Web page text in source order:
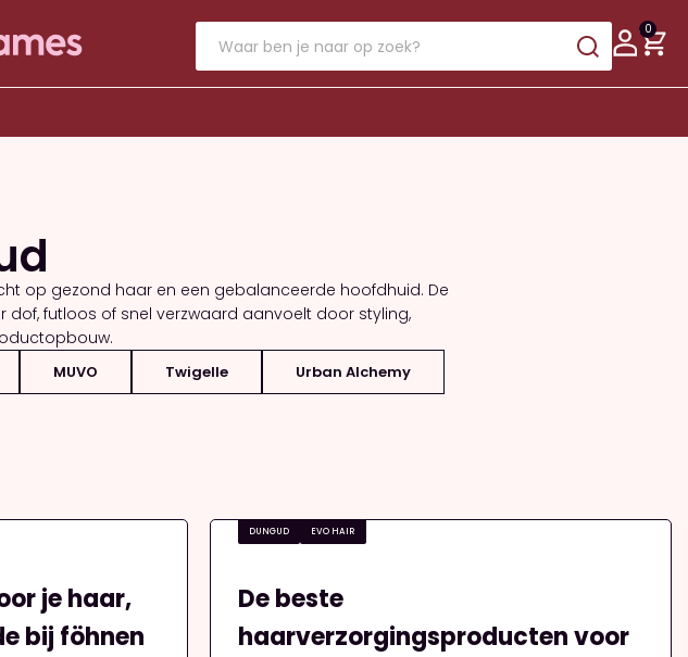
0
op gezond haar en een gebalanceerde hoofdhuid. De
futloos of snel verzwaard aanvoelt door styling,
MUVO Twigelle Urban Alchemy
je haar,
bij föhnen
DUNGUD EVO HAIR
De beste
haarverzorgingsproducten voor